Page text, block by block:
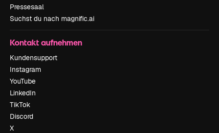
Pressesaal
Suchst du nach magnific.ai
Kontakt aufnehmen
Kundensupport
Instagram
YouTube
LinkedIn
TikTok
Discord
X